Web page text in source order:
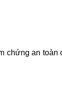
chứng an